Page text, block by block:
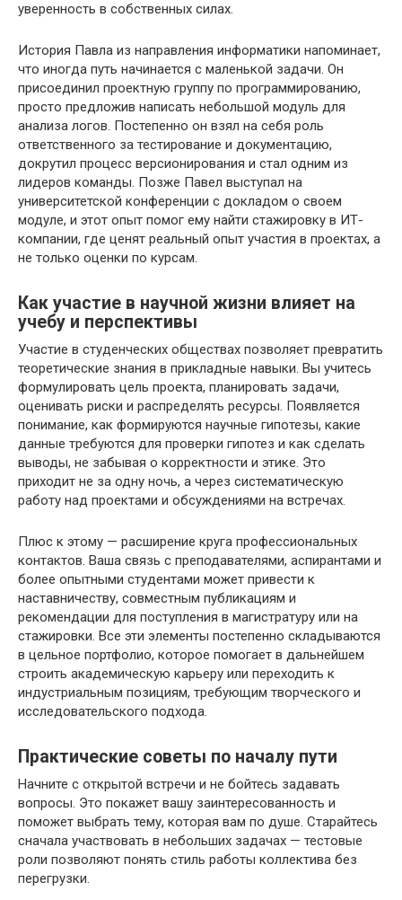
уверенность в собственных силах.
История Павла из направления информатики напоминает,
что иногда путь начинается с маленькой задачи. Он
присоединил проектную группу по программированию,
просто предложив написать небольшой модуль для
анализа логов. Постепенно он взял на себя роль
ответственного за тестирование и документацию,
докрутил процесс версионирования и стал одним из
лидеров команды. Позже Павел выступал на
университетской конференции с докладом о своем
модуле, и этот опыт помог ему найти стажировку в ИТ-
компании, где ценят реальный опыт участия в проектах, а
не только оценки по курсам.
Как участие в научной жизни влияет на
учебу и перспективы
Участие в студенческих обществах позволяет превратить
теоретические знания в прикладные навыки. Вы учитесь
формулировать цель проекта, планировать задачи,
оценивать риски и распределять ресурсы. Появляется
понимание, как формируются научные гипотезы, какие
данные требуются для проверки гипотез и как сделать
выводы, не забывая о корректности и этике. Это
приходит не за одну ночь, а через систематическую
работу над проектами и обсуждениями на встречах.
Плюс к этому — расширение круга профессиональных
контактов. Ваша связь с преподавателями, аспирантами и
более опытными студентами может привести к
наставничеству, совместным публикациям и
рекомендации для поступления в магистратуру или на
стажировки. Все эти элементы постепенно складываются
в цельное портфолио, которое помогает в дальнейшем
строить академическую карьеру или переходить к
индустриальным позициям, требующим творческого и
исследовательского подхода.
Практические советы по началу пути
Начните с открытой встречи и не бойтесь задавать
вопросы. Это покажет вашу заинтересованность и
поможет выбрать тему, которая вам по душе. Старайтесь
сначала участвовать в небольших задачах — тестовые
роли позволяют понять стиль работы коллектива без
перегрузки.